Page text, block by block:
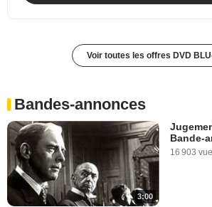
Voir toutes les offres DVD
Bandes-annonces
3:00
Bande-
16 903